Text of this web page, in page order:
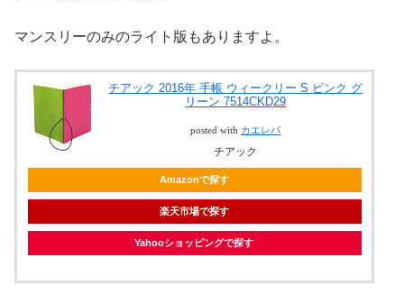
マンスリーのみのライト版もありますよ。
チアック 2016年 手帳 ウィークリー S ピンク グ
リーン 7514CKD29
posted with カエレバ
チアック
Amazonで探す
楽天市場で探す
Yahooショッピングで探す